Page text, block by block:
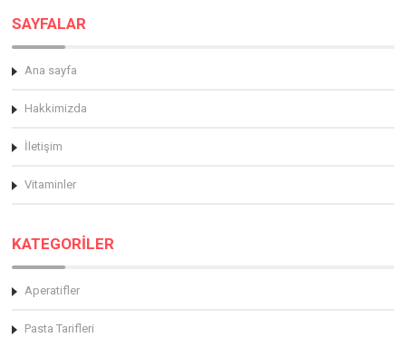
SAYFALAR
Ana sayfa
Hakkimizda
İletişim
Vitaminler
KATEGORİLER
Aperatifler
Pasta Tarifleri